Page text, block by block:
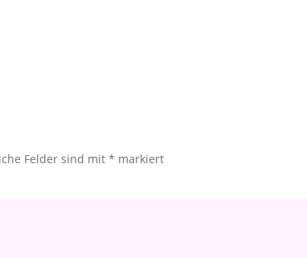
Felder sind mit* markiert